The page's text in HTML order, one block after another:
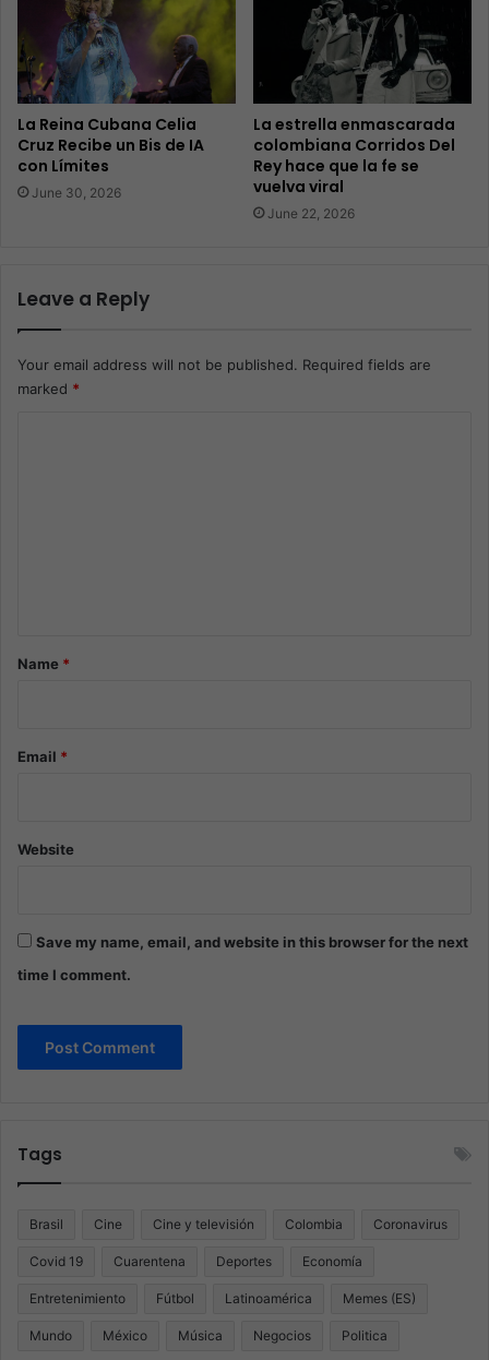
La Reina Cubana Celia
Cruz Recibe un Bis de IA
con Límites
June 30, 2026
La estrella enmascarada
colombiana Corridos Del
Rey hace que la fe se
vuelva viral
June 22, 2026
Leave a Reply
Your email address will not be published. Required fields are
marked *
*Name *
Email *
Website
Save my name, email, and website in this browser for the next
time I comment.
Tags
Brasil Cine Cine y televisión Colombia Coronavirus
Covid 19 Cuarentena Deportes Economía
Entretenimiento Fútbol Latinoamérica Memes (ES)
Mundo México Música Negocios Politica